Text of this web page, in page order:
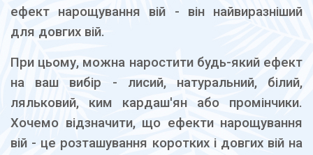
ефект нарощування вій - він найвиразніший
для довгих вій.
При цьому, можна наростити будь-який ефект
на ваш вибір - лисий, натуральний, білий,
ляльковий, ким кардаш'ян або промінчики.
Хочемо відзначити, що ефекти нарощування
вій - це розташування коротких і довгих вій на